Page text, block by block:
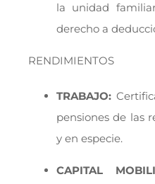
la unidad
derecho a
RENDIMIENTOS
TRABAJO:
pensiones de las
y en especie.
CAPITAL